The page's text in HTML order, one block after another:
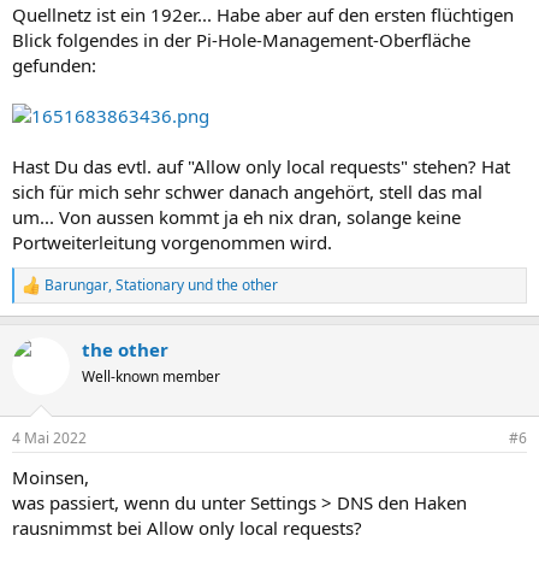
Quellnetz ist ein 192er... Habe aber auf den ersten flüchtigen
Blick folgendes in der Pi-Hole-Management-Oberfläche
gefunden:
Hast Du das evtl. auf "Allow only local requests" stehen? Hat
sich für mich sehr schwer danach angehört, stell das mal
um... Von aussen kommt ja eh nix dran, solange keine
Portweiterleitung vorgenommen wird.
R
e
k
e
:
Barungar,Stationary undthe other
the other
Well-known member
4 Mai 2022 #6
Moinsen,
was passiert, wenn du unter Settings > DNS den Haken
rausnimmst bei Allow only local requests?